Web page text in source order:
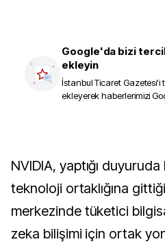
Google'da bizi
ekleyin
İstanbul Ticaret Gazetesi'i
ekleyerek haberlerimizi
NVIDIA, yaptığı duyuruda Intel ile çok yıllı bir
teknoloji ortaklığına
merkezinde tüketici
zeka bilişimi için ortak